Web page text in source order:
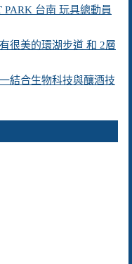
PARK 台南 玩具總動員
很美的環湖步道 和 2層
結合生物科技與釀酒技